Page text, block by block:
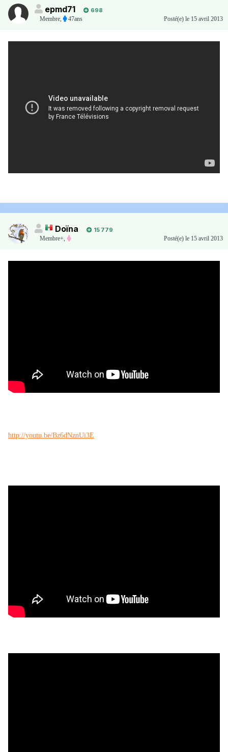
epmd71
698
Membre, 47ans Posté(e) le 15 avril 2013
Doïna
15 779
Membre+,
Posté(e) le 15 avril 2013
http://youtu.be/Bz6dNznUi3E